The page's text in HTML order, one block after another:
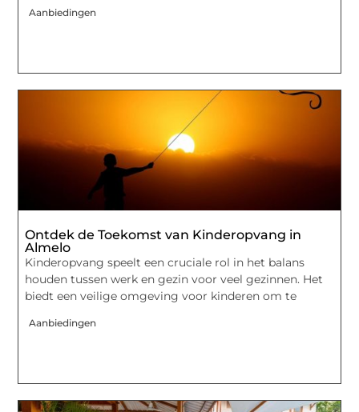
Aanbiedingen
Ontdek de Toekomst van Kinderopvang in
Almelo
Kinderopvang speelt een cruciale rol in het balans
houden tussen werk en gezin voor veel gezinnen. Het
biedt een veilige omgeving voor kinderen om te
Aanbiedingen